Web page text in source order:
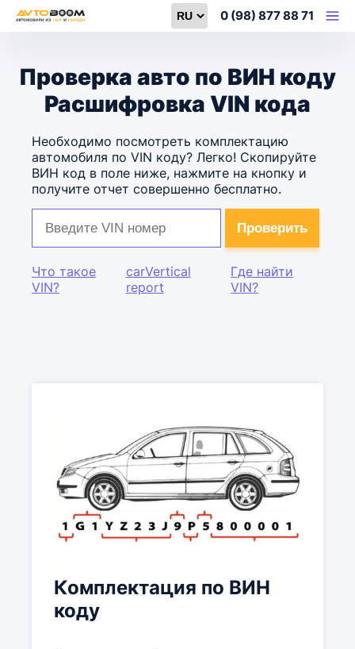
Select language
0 (98) 877 88 71
Проверка авто по ВИН коду
Расшифровка VIN кода
Необходимо посмотреть комплектацию
автомобиля по VIN коду? Легко! Скопируйте
ВИН код в поле ниже, нажмите на кнопку и
получите отчет совершенно бесплатно.
Что такое
VIN?
carVertical
report
Где найти
VIN?
Комплектация по ВИН
коду